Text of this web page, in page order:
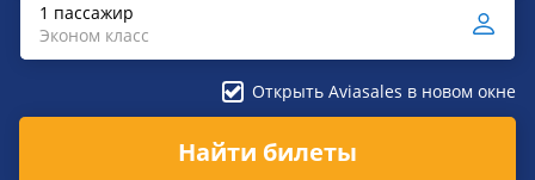
1 пассажир
Эконом класс
Открыть Aviasales в новом окне
Найти билеты